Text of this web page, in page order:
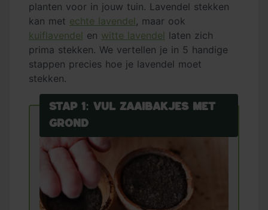
planten voor in jouw tuin. Lavendel stekken
kan met echte lavendel , maar ook
kuiflavendel en witte lavendel laten zich
prima stekken. We vertellen je in 5 handige
stappen precies hoe je lavendel moet
stekken.
Stap 1: Vul zaaibakjes met
grond